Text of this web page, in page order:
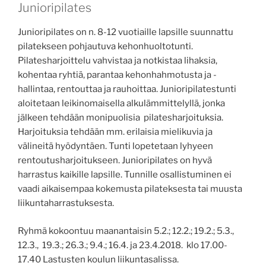
Junioripilates
Junioripilates on n. 8-12 vuotiaille lapsille suunnattu
pilatekseen pohjautuva kehonhuoltotunti.
Pilatesharjoittelu vahvistaa ja notkistaa lihaksia,
kohentaa ryhtiä, parantaa kehonhahmotusta ja -
hallintaa, rentouttaa ja rauhoittaa. Junioripilatestunti
aloitetaan leikinomaisella alkulämmittelyllä, jonka
jälkeen tehdään monipuolisia pilatesharjoituksia.
Harjoituksia tehdään mm. erilaisia mielikuvia ja
välineitä hyödyntäen. Tunti lopetetaan lyhyeen
rentoutusharjoitukseen. Junioripilates on hyvä
harrastus kaikille lapsille. Tunnille osallistuminen ei
vaadi aikaisempaa kokemusta pilateksesta tai muusta
liikuntaharrastuksesta.
Ryhmä kokoontuu maanantaisin 5.2.; 12.2.; 19.2.; 5.3.,
12.3., 19.3.; 26.3.; 9.4.; 16.4. ja 23.4.2018. klo 17.00-
17.40 Lastusten koulun liikuntasalissa.